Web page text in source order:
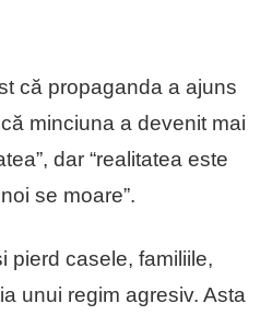
că propaganda a ajuns
minciuna a devenit mai
dar “realitatea este
se moare”.
pierd casele, familiile,
unui regim agresiv. Asta